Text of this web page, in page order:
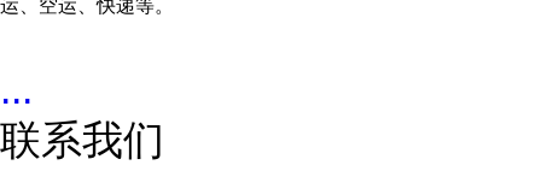
运、空运、快递等。
...
联系我们